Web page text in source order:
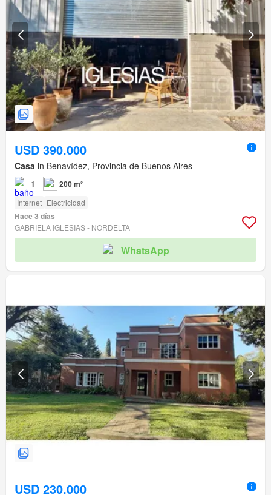
USD 390.000
Casa in Benavídez, Provincia de Buenos Aires
1 200 m²
Internet Electricidad
Hace 3 días
GABRIELA IGLESIAS - NORDELTA
WhatsApp
USD 230.000